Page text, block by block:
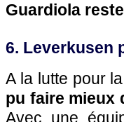
Guardiola
6. Leverkusen
A la lutte pour
pu faire mieux
Avec une